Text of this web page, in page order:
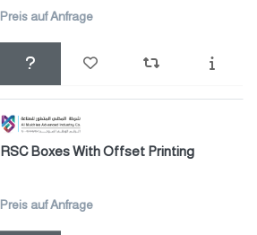
Preis auf Anfrage
RSC Boxes With Offset Printing
Preis auf Anfrage